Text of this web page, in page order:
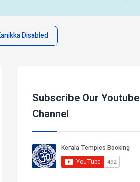
Disabled
Subscribe Our Youtube
Channel